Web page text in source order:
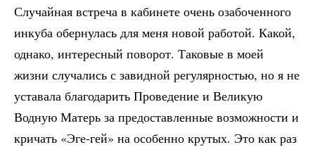
Случайная встреча в кабинете очень озабоченного
инкуба обернулась для меня новой работой. Какой,
однако, интересный поворот. Таковые в моей
жизни случались с завидной регулярностью, но я не
уставала благодарить Проведение и Великую
Водную Матерь за предоставленные возможности и
кричать «Эге-гей» на особенно крутых. Это как раз